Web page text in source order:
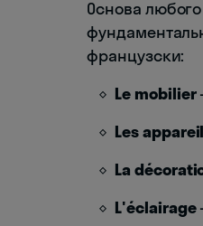
Основа
французски:
Le mobilier
Les
La
L'éclairage